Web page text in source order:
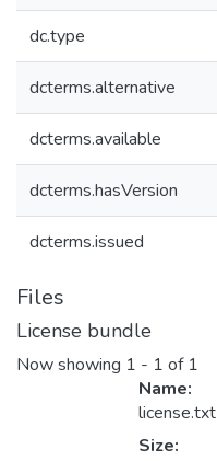
dc.type
dcterms.alternative
dcterms.available
dcterms.hasVersion
dcterms.issued
Files
License bundle
Now showing 1 - 1 of 1
Name:
license.txt
Size: